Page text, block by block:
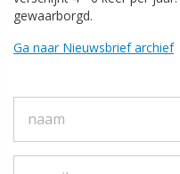
gewaarborgd.
Ga naar Nieuwsbrief archief